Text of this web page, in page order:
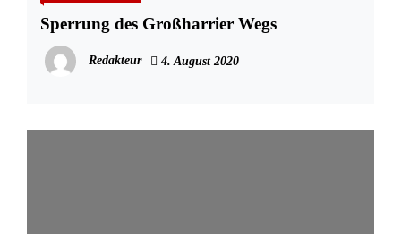
Sperrung des Großharrier Wegs
Redakteur 4. August 2020